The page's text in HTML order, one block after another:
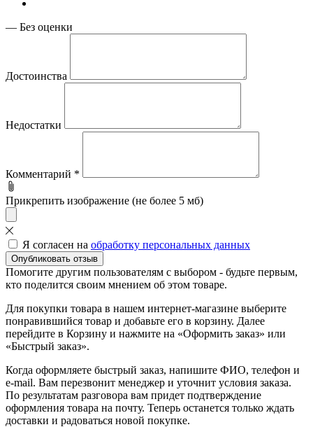
— Без оценки
Достоинства
Недостатки
Комментарий *
Прикрепить изображение (не более 5 мб)
Я согласен на обработку персональных данных
Опубликовать отзыв
Помогите другим пользователям с выбором - будьте первым,
кто поделится своим мнением об этом товаре.
Для покупки товара в нашем интернет-магазине выберите
понравившийся товар и добавьте его в корзину. Далее
перейдите в Корзину и нажмите на «Оформить заказ» или
«Быстрый заказ».
Когда оформляете быстрый заказ, напишите ФИО, телефон и
e-mail. Вам перезвонит менеджер и уточнит условия заказа.
По результатам разговора вам придет подтверждение
оформления товара на почту. Теперь останется только ждать
доставки и радоваться новой покупке.